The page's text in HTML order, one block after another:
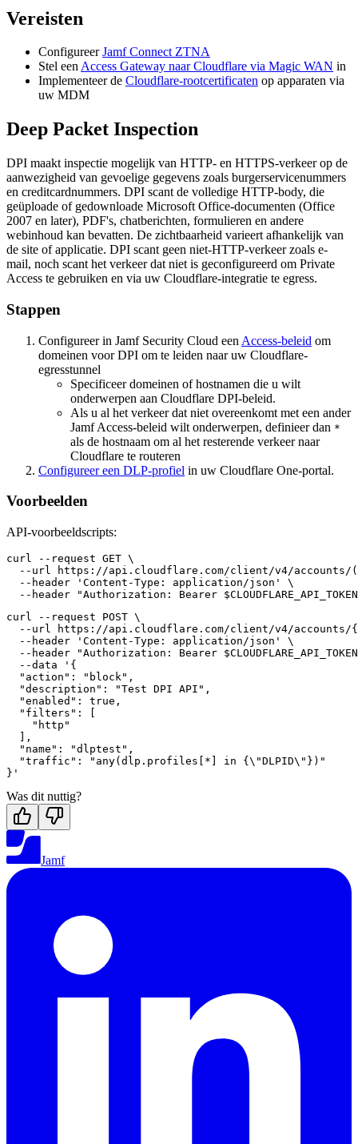
Vereisten
ConfigureerJamf Connect ZTNA
Stel eenAccess Gateway naar Cloudflare via Magic WAN in
Implementeer de Cloudflare-rootcertificaten op apparaten via
uw MDM
Deep Packet Inspection
DPI maakt inspectie mogelijk van HTTP- en HTTPS-verkeer op de
aanwezigheid van gevoelige gegevens zoals burgerservicenummers
en creditcardnummers. DPI scant de volledige HTTP-body, die
geüploade of gedownloade Microsoft Office-documenten (Office
2007 en later), PDF's, chatberichten, formulieren en andere
webinhoud kan bevatten. De zichtbaarheid varieert afhankelijk van
de site of applicatie. DPI scant geen niet-HTTP-verkeer zoals e-
mail, noch scant het verkeer dat niet is geconfigureerd om Private
Access te gebruiken en via uw Cloudflare-integratie te egress.
Stappen
Configureer in Jamf Security Cloud een Access-beleid om
domeinen voor DPI om te leiden naar uw Cloudflare-
egresstunnel
Specificeer domeinen of hostnamen die u wilt
onderwerpen aan Cloudflare DPI-beleid.
Als u al het verkeer dat niet overeenkomt met een ander
Jamf Access-beleid wilt onderwerpen, definieer dan *
als de hostnaam om al het resterende verkeer naar
Cloudflare te routeren
Configureer een DLP-profiel in uw Cloudflare One-portal.
Voorbeelden
API-voorbeeldscripts:
curl --request GET \
--url https://api.cloudflare.com/client/v4/accounts/
  --header 'Content-Type: application/json' \
curl --request POST \
--url https://api.cloudflare.com/client/v4/accounts/
  --header 'Content-Type: application/json' \
--header "Authorization: Bearer
  --data '{
  "action": "block",
  "description": "Test DPI API",
  "enabled": true,
  "filters": [
    "http"
  ],
  "name": "dlptest",
  "traffic": "any(dlp.profiles[*] in {\"DLPID\"})"
Was dit nuttig?
Jamf